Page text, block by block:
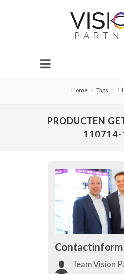
Home Tags
PRODUCTEN
110714-
Team Vision